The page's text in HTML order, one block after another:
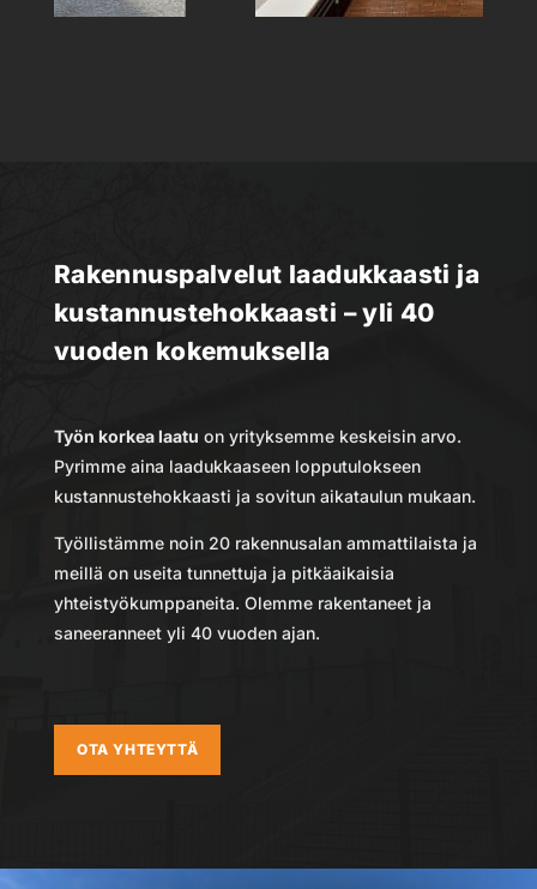
Rakennus­palvelut laadukkaasti ja
kustannus­tehokkaasti – yli 40
vuoden kokemuksella
Työn korkea laatu on yrityksemme keskeisin arvo.
Pyrimme aina laadukkaaseen lopputulokseen
kustannustehokkaasti ja sovitun aikataulun mukaan.
Työllistämme noin 20 rakennusalan ammattilaista ja
meillä on useita tunnettuja ja pitkäaikaisia
yhteistyökumppaneita. Olemme rakentaneet ja
saneeranneet yli 40 vuoden ajan.
OTA YHTEYTTÄ